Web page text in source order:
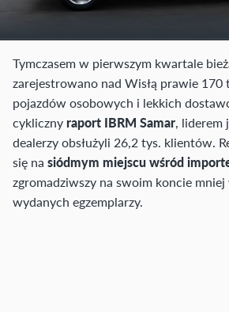
Tymczasem w pierwszym kwartale
zarejestrowano nad Wisłą prawie 170
pojazdów osobowych i lekkich
cykliczny raport IBRM Samar, liderem
dealerzy obsłużyli 26,2 tys. klientów.
się na siódmym miejscu wśród
zgromadziwszy na swoim koncie
wydanych egzemplarzy.